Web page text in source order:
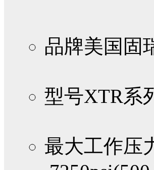
品牌美国固
型号XTR系
最大工作压